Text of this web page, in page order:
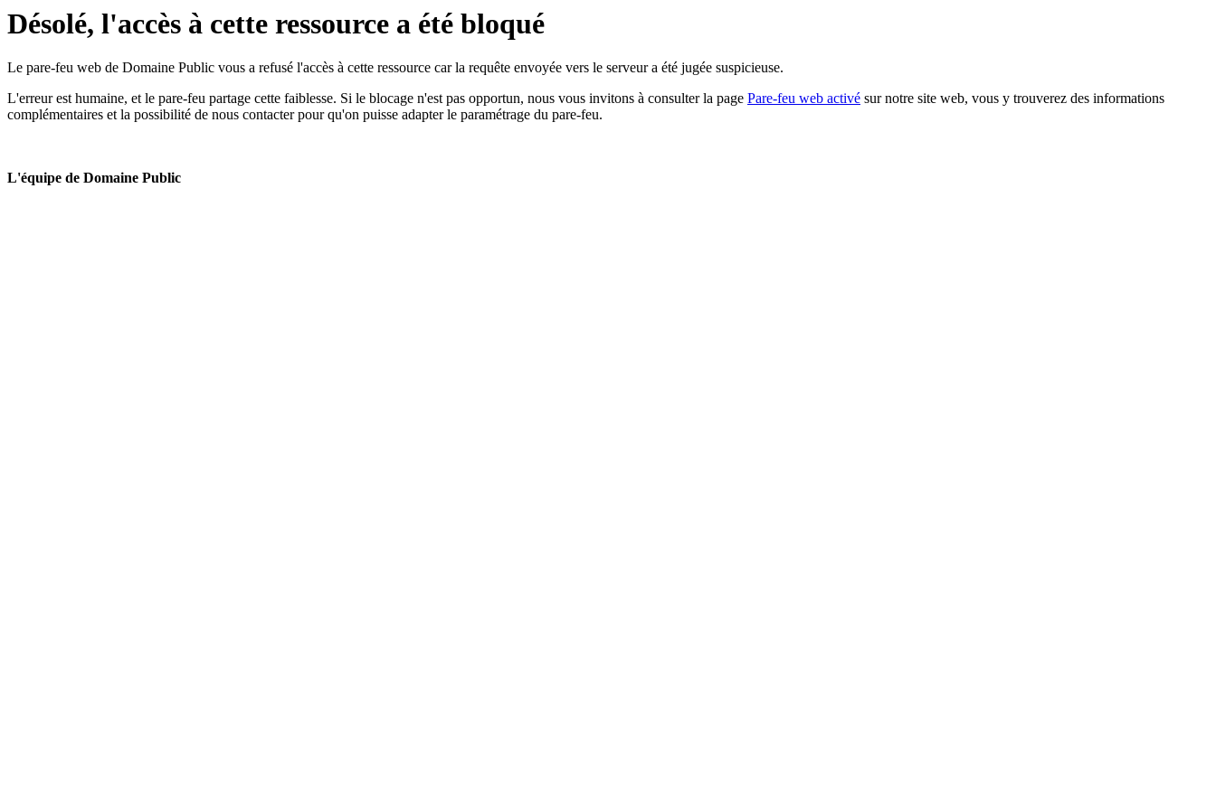
Désolé, l'accès à cette ressource a été bloqué
Le pare-feu web de Domaine Public vous a refusé l'accès à cette ressource car la requête envoyée vers le serveur a été jugée suspicieuse.
L'erreur est humaine, et le pare-feu partage cette faiblesse. Si le blocage n'est pas opportun, nous vous invitons à consulter la page Pare-feu web activé sur notre site web, vous y trouverez des informations
complémentaires et la possibilité de nous contacter pour qu'on puisse adapter le paramétrage du pare-feu.
L'équipe de Domaine Public